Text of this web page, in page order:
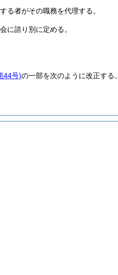
る者がその職務を代理する。
に諮り別に定める。
44号)の一部を次のように改正する。